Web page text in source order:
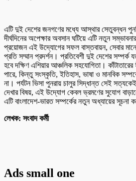
এটি দুই দেশের জনগণের মধ্যে আস্থার সেতুবন্ধন
দীর্ঘদিনের অপেক্ষার অবসান ঘটিয়ে এটি নতুন
প্রয়োজন এই উদ্যোগের সফল বাস্তবায়ন, সেবার
প্রতি সম্মান প্রদর্শন। প্রতিবেশী দুই দেশের
হবে দক্ষিণ এশিয়ার আঞ্চলিক সহযোগিতা।
পারে, কিন্তু সংস্কৃতি, ইতিহাস, ভাষা ও মানবিক
না। পর্যটন ভিসা পুনরায় চালুর সিদ্ধান্ত সেই
দেখার বিষয়, এই উদ্যোগ কেবল ভ্রমণের সুযোগ
এটি বাংলাদেশ-ভারত সম্পর্কের নতুন অধ্যায়ের সূচনা
লেখক: সংবাদ কর্মী
Ads small one